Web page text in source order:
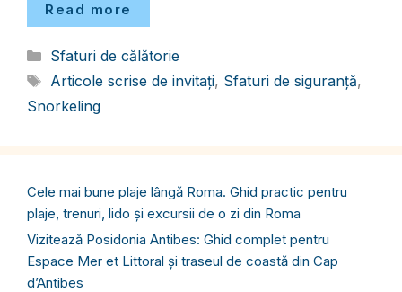
Read more
Categorii
Sfaturi de călătorie
Etichete
Articole scrise de invitați, Sfaturi de siguranță,
Snorkeling
Cele mai bune plaje lângă Roma. Ghid practic pentru
plaje, trenuri, lido și excursii de o zi din Roma
Vizitează Posidonia Antibes: Ghid complet pentru
Espace Mer et Littoral și traseul de coastă din Cap
d’Antibes